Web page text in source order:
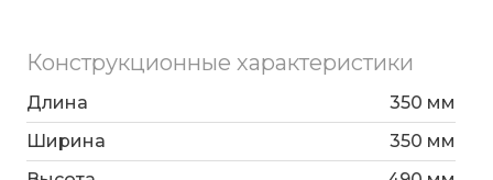
Конструкционные характеристики
Длина
350 мм
Ширина
350 мм